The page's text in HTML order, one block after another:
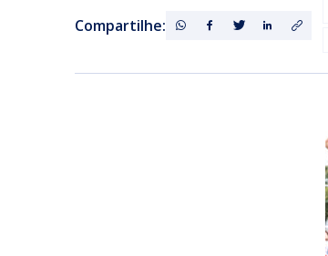
Compartilhe: